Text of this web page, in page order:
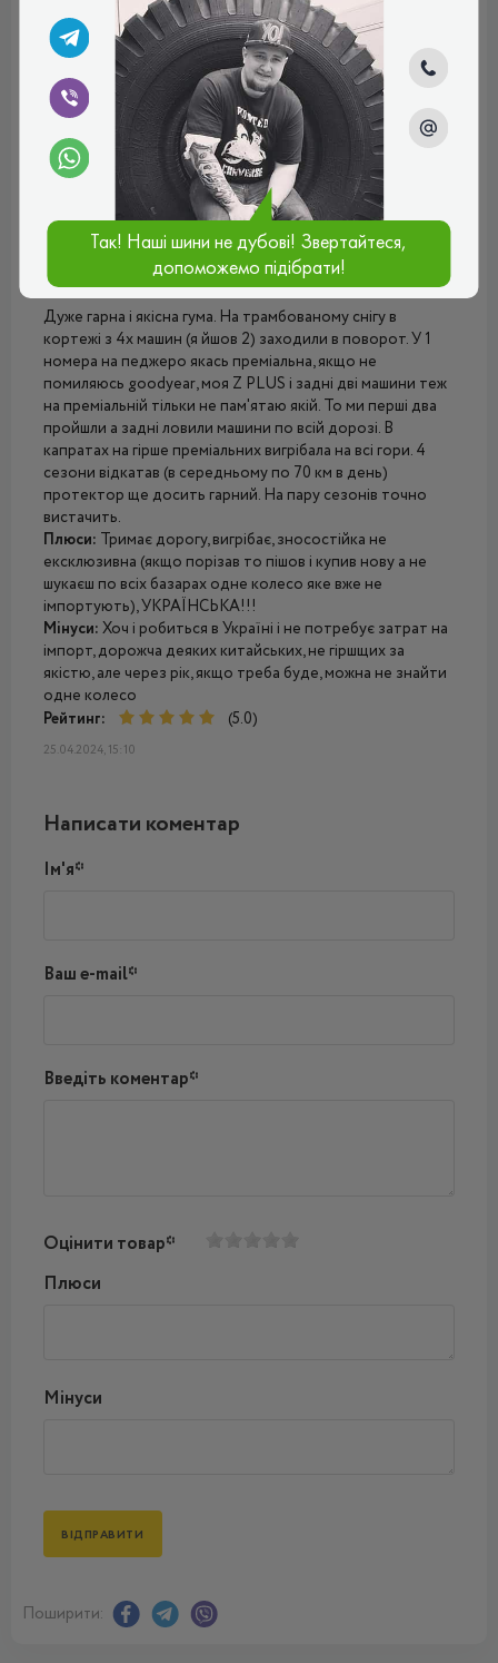
Дмитрий
Как на бюджетный вариант, то цена соответствует
качеству
Плюси:
Хорошая проходимость
Мінуси:
Шумные
Рейтинг:
(4.0)
Покупець
Дуже гарна і якісна гума. На трамбованому снігу в
кортежі з 4х машин (я йшов 2) заходили в поворот. У 1
номера на педжеро якась преміальна, якщо не
помиляюсь goodyear, моя Z PLUS і задні дві машини теж
на преміальній тільки не пам'ятаю якій. То ми перші два
пройшли а задні ловили машини по всій дорозі. В
капратах на гірше преміальних вигрібала на всі гори. 4
сезони відкатав (в середньому по 70 км в день)
протектор ще досить гарний. На пару сезонів точно
вистачить.
Плюси: Тримає дорогу, вигрібає, зносостійка не
ексклюзивна (якщо порізав то пішов і купив нову а не
шукаєш по всіх базарах одне колесо яке вже не
імпортують), УКРАЇНСЬКА!!!
Мінуси: Хоч і робиться в Україні і не потребує затрат на
імпорт, дорожча деяких китайських, не гіршщих за
якістю, але через рік, якщо треба буде, можна не знайти
одне колесо
Рейтинг:
(5.0)
25.04.2024, 15:10
Написати коментар
Ім'я*
Ваш e-mail*
Введіть коментар*
Оцінити товар*
Плюси
Мінуси
Поширити:
Так! Наші шини не дубові! Звертайтеся,
допоможемо підібрати!